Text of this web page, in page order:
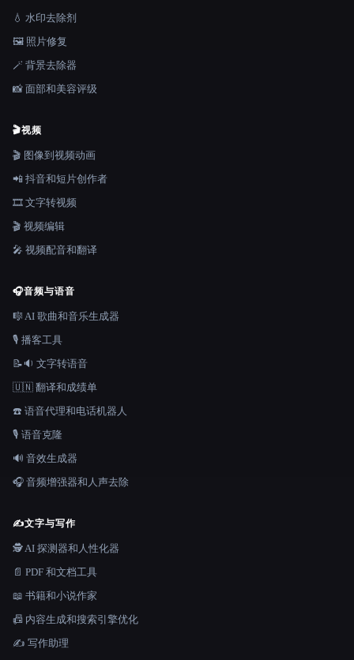
💧 水印去除剂
🖼️ 照片修复
🪄 背景去除器
📸 面部和美容评级
🎬视频
🎬 图像到视频动画
📲 抖音和短片创作者
🎞️ 文字转视频
🎬 视频编辑
🎤 视频配音和翻译
🎧音频与语音
🎼 AI 歌曲和音乐生成器
🎙️ 播客工具
📝🔉 文字转语音
🇺🇳 翻译和成绩单
☎️ 语音代理和电话机器人
🎙️ 语音克隆
🔊 音效生成器
🎧 音频增强器和人声去除
✍️文字与写作
🕵️ AI 探测器和人性化器
📄 PDF 和文档工具
📖 书籍和小说作家
📠 内容生成和搜索引擎优化
✍️ 写作助理